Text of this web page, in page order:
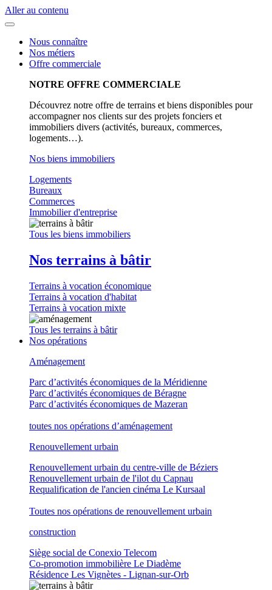
Aller au contenu
Nous connaître
Nos métiers
Offre commerciale
NOTRE OFFRE COMMERCIALE
Découvrez notre offre de terrains et biens disponibles pour
accompagner nos clients sur des projets fonciers et
immobiliers divers (activités, bureaux, commerces,
logements…).
Nos biens immobiliers
Logements
Bureaux
Commerces
Immobilier d'entreprise
Tous les biens immobiliers
Nos terrains à bâtir
Terrains à vocation économique
Terrains à vocation d'habitat
Terrains à vocation mixte
Tous les terrains à bâtir
Nos opérations
Aménagement
Parc d’activités économiques de la Méridienne
Parc d’activités économiques de Béragne
Parc d’activités économiques de Mazeran
toutes nos opérations d’aménagement
Renouvellement urbain
Renouvellement urbain du centre-ville de Béziers
Renouvellement urbain de l'ilot du Capnau
Requalification de l'ancien cinéma Le Kursaal
Toutes nos opérations de renouvellement urbain
construction
Siège social de Conexio Telecom
Co-promotion immobilière Le Diadème
Résidence Les Vignètes - Lignan-sur-Orb